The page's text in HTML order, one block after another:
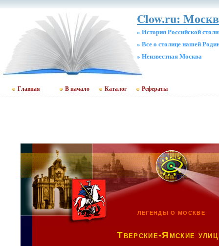
Clow.ru:
» История Российской
» Все о столице нашей
» Неизвестная Москва
Главная В начало Каталог Рефераты
ЛЕГЕНДЫ О МОСКВЕ
Тверские-Ямские